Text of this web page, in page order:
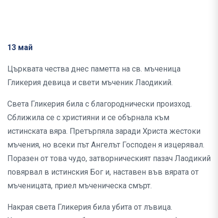
13 май
Църквата чества днес паметта на св. мъченица
Гликерия девица и свети мъченик Лаодикий.
Света Гликерия била с благороднически произход.
Сближила се с християни и се обърнала към
истинската вяра. Претърпяла заради Христа жестоки
мъчения, но всеки път Ангелът Господен я изцерявал.
Поразен от това чудо, затворническият пазач Лаодикий
повярвал в истинския Бог и, наставен във вярата от
мъченицата, приел мъченическа смърт.
Накрая света Гликерия била убита от лъвица.